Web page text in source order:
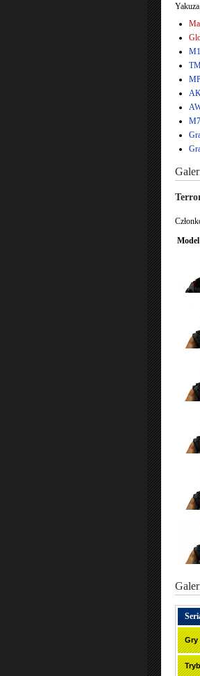
Model
Gry